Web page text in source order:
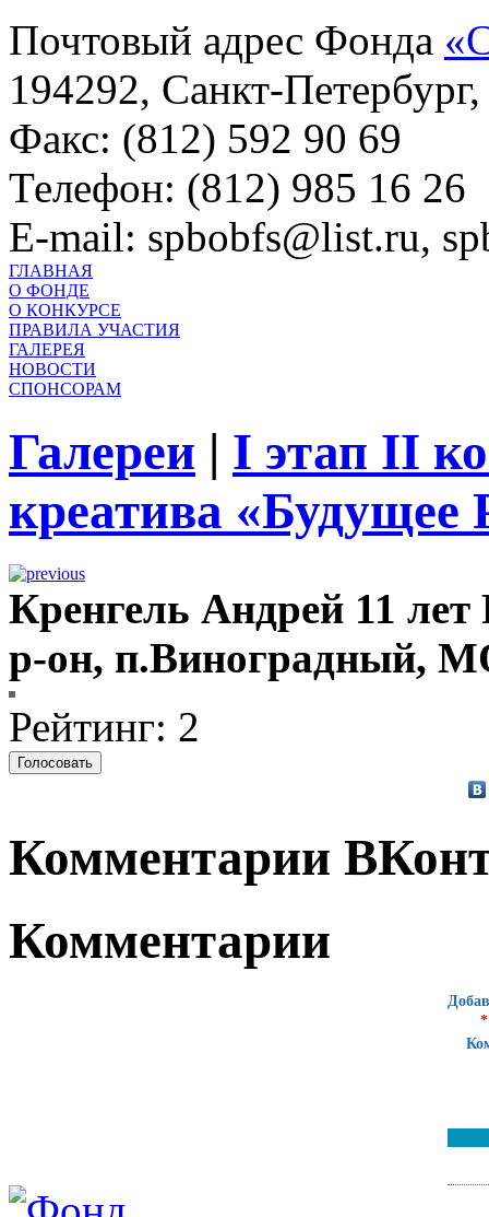
Почтовый адрес Фонда
194292, Санкт-
Факс: (812) 592 90 69
Телефон: (812) 985 16 26
E-mail: spbobfs@list.ru,
ГЛАВНАЯ
О ФОНДЕ
О КОНКУРСЕ
ПРАВИЛА УЧАСТИЯ
ГАЛЕРЕЯ
НОВОСТИ
СПОНСОРАМ
Галереи | I этап II
креатива «Будущее
Кренгель Андрей 11 лет
р-он, п.Виноградный,
Рейтинг: 2
Комментарии
Комментарии
*